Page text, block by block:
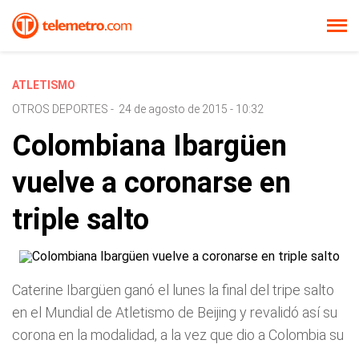
ATLETISMO
OTROS DEPORTES - 24 de agosto de 2015 - 10:32
Colombiana Ibargüen
vuelve a coronarse en
triple salto
Caterine Ibargüen ganó el lunes la final del tripe salto
en el Mundial de Atletismo de Beijing y revalidó así su
corona en la modalidad, a la vez que dio a Colombia su